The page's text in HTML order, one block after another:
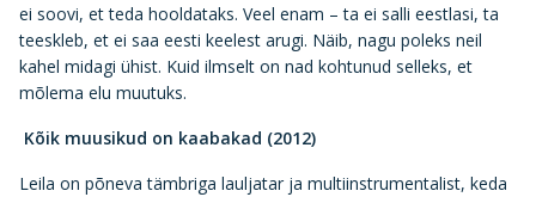
ei soovi, et teda hooldataks. Veel enam – ta ei salli eestlasi, ta
teeskleb, et ei saa eesti keelest arugi. Näib, nagu poleks neil
kahel midagi ühist. Kuid ilmselt on nad kohtunud selleks, et
mõlema elu muutuks.
Kõik muusikud on kaabakad (2012)
Leila on põneva tämbriga lauljatar ja multiinstrumentalist, keda